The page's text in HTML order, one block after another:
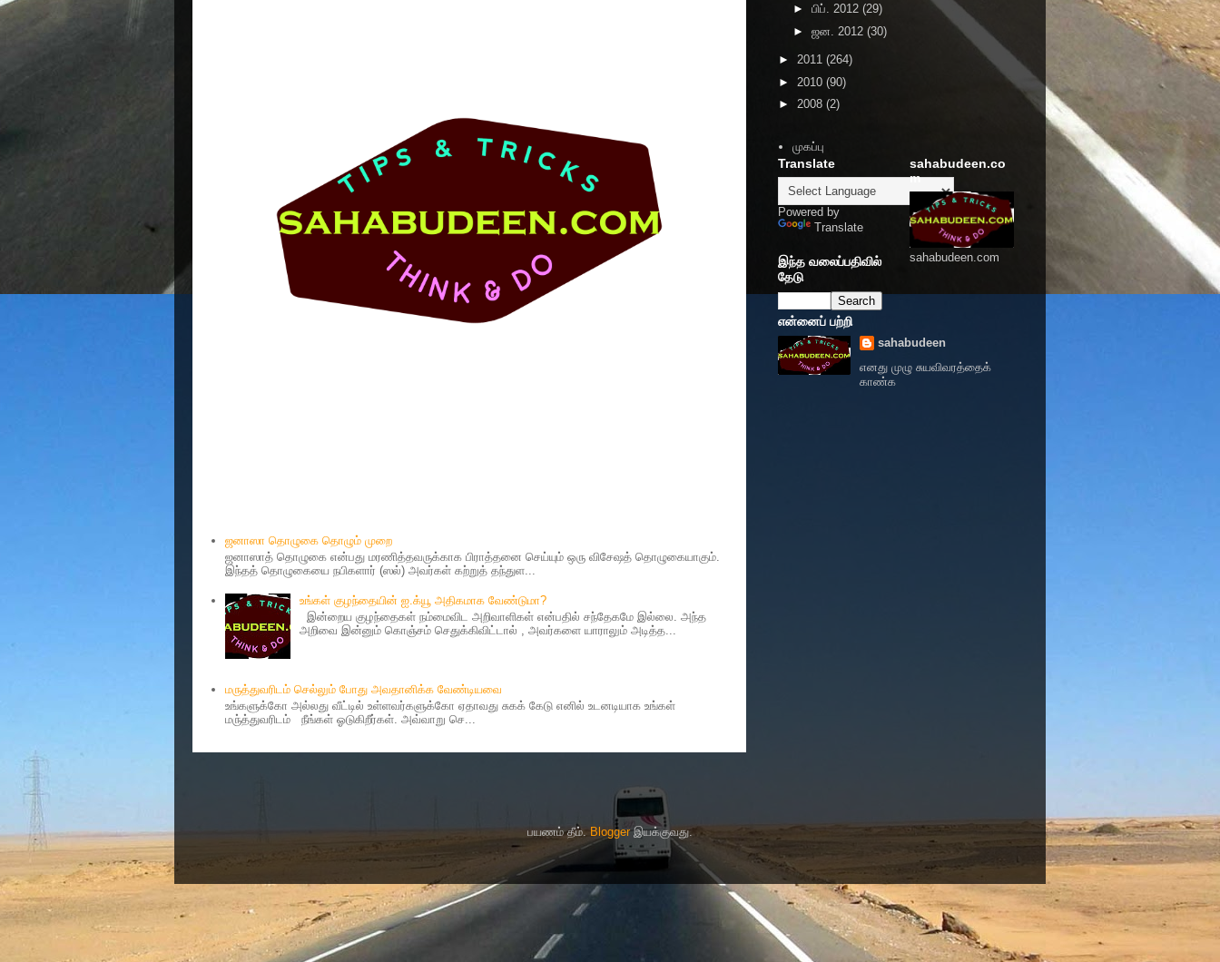
ஜனாஸா தொழுகை தொழும் முறை
ஜனாஸாத் தொழுகை என்பது மரணித்தவருக்காக பிராத்தனை செய்யும் ஒரு விசேஷத் தொழுகையாகும்.
இந்தத் தொழுகையை நபிகளார் (ஸல்) அவர்கள் கற்றுத் தந்துள...
உங்கள் குழந்தையின் ஐ.க்யூ அதிகமாக வேண்டுமா?
இன்றைய குழந்தைகள் நம்மைவிட அறிவாளிகள் என்பதில் சந்தேகமே இல்லை. அந்த
அறிவை இன்னும் கொஞ்சம் செதுக்கிவிட்டால் , அவர்களை யாராலும் அடித்த...
மருத்துவரிடம் செல்லும் போது அவதானிக்க வேண்டியவை
உங்களுக்கோ அல்லது வீட்டில் உள்ளவர்களுக்கோ ஏதாவது சுகக் கேடு எனில் உடனடியாக உங்கள்
மரு்த்துவரிடம் நீங்கள் ஓடுகிறீர்கள். அவ்வாறு செ...
► பிப். 2012 (29)
► ஜன. 2012 (30)
► 2011 (264)
► 2010 (90)
► 2008 (2)
முகப்பு
Translate
Powered by
Translate
இந்த வலைப்பதிவில்
தேடு
sahabudeen.co
m
sahabudeen.com
என்னைப் பற்றி
sahabudeen
எனது முழு சுயவிவரத்தைக்
காண்க
பயணம் தீம்.Bloggerஇயக்குவது.